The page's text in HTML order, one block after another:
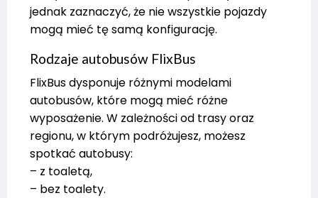
jednak zaznaczyć, że nie wszystkie pojazdy
mogą mieć tę samą konfigurację.
Rodzaje autobusów FlixBus
FlixBus dysponuje różnymi modelami
autobusów, które mogą mieć różne
wyposażenie. W zależności od trasy oraz
regionu, w którym podróżujesz, możesz
spotkać autobusy:
– z toaletą,
– bez toalety.